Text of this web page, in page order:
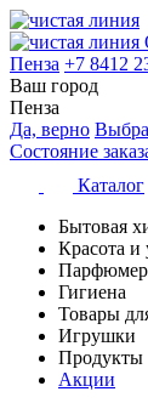
Пенза +7 8412
Ваш город
Пенза
Да, верно
Состояние
Каталог
Бытовая
Красота и
Гигиена
Товары
Игрушки
Продукты
Акции